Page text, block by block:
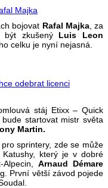
bojovat Rafal Majka, za
zkušený Luis Leon
celku je nyní nejasná.
odebrat licenci
stáj Etixx – Quick
startovat mistr světa
Martin.
sprintery, zde se může
který je v dobré
Alpecin, Arnaud Démare
První větší závod pojede